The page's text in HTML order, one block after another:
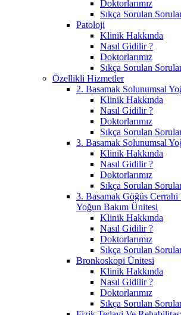
Doktorlarımız
Sıkça Sorulan
Patoloji
Klinik Hakkında
Nasıl Gidilir ?
Doktorlarımız
Sıkça Sorulan
Özellikli Hizmetler
2. Basamak Solunumsal
Klinik Hakkında
Nasıl Gidilir ?
Doktorlarımız
Sıkça Sorulan
3. Basamak Solunumsal
Klinik Hakkında
Nasıl Gidilir ?
Doktorlarımız
Sıkça Sorulan
3. Basamak Göğüs
Yoğun Bakım Ünitesi
Klinik Hakkında
Nasıl Gidilir ?
Doktorlarımız
Sıkça Sorulan
Bronkoskopi Ünitesi
Klinik Hakkında
Nasıl Gidilir ?
Doktorlarımız
Sıkça Sorulan